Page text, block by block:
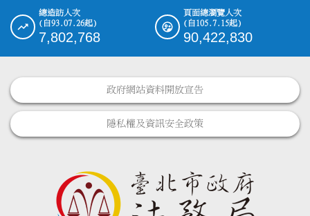
總造訪人次
(自93.07.26起)
7,802,768
頁面總瀏覽人次
(自105.7.15起)
90,422,830
政府網站資料開放宣告
隱私權及資訊安全政策